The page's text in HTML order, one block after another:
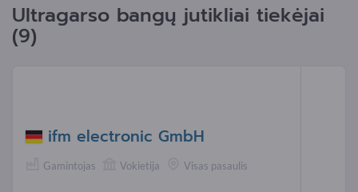
Ultragarso bangų jutikliai tiekėjai
(9)
ifm electronic GmbH
Gamintojas Vokietija Visas pasaulis